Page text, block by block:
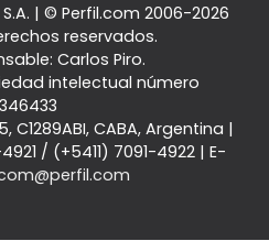
| © Perfil.com 2006-2026
reservados.
Carlos Piro.
intelectual número
, C1289ABI, CABA, Argentina |
/ (+5411) 7091-4922| E-